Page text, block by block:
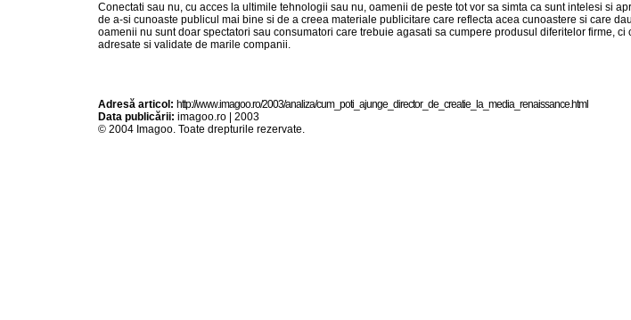
Conectati sau nu, cu acces la ultimile tehnologii sau nu, oamenii de peste tot vor sa simta ca sunt intelesi si
de a-si cunoaste publicul mai bine si de a creea materiale publicitare care reflecta acea cunoastere si care
oamenii nu sunt doar spectatori sau consumatori care trebuie agasati sa cumpere produsul diferitelor firme,
adresate si validate de marile companii.
Adresă articol: h t t p : / / w w w . i m a g o o . r o / 2 0 0 3 / a n a l i z a / c u m _ p o t i _ a j u n g e _ d i r e c t o r _ d e _ c r e a t i e _ l a _ m e d i a _ r e n a i s s a n c e . h t m l
Data publicării: imagoo.ro | 2003
© 2004 Imagoo. Toate drepturile rezervate.